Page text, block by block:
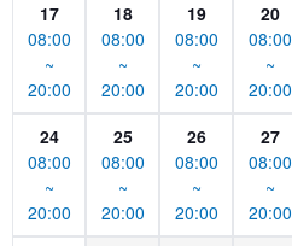
17
08:00
~
20:00
18
08:00
~
20:00
19
08:00
~
20:00
20
08:00
~
20:00
24
08:00
~
20:00
25
08:00
~
20:00
26
08:00
~
20:00
27
08:00
~
20:00